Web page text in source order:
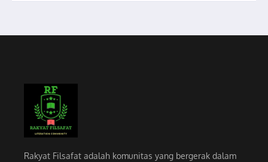
Rakyat Filsafat adalah komunitas yang bergerak dalam